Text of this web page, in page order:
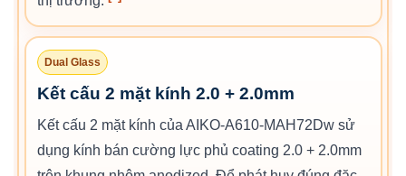
Dual Glass
Kết cấu 2 mặt kính 2.0 + 2.0mm
Kết cấu 2 mặt kính của AIKO-A610-MAH72Dw sử
dụng kính bán cường lực phủ coating 2.0 + 2.0mm